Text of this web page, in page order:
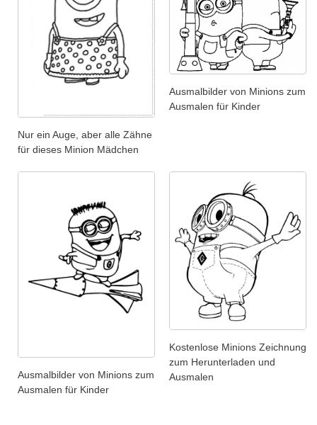
Nur ein Auge, aber alle Zähne
für dieses Minion Mädchen
Ausmalbilder von Minions zum
Ausmalen für Kinder
Ausmalbilder von Minions zum
Ausmalen für Kinder
Kostenlose Minions Zeichnung
zum Herunterladen und
Ausmalen